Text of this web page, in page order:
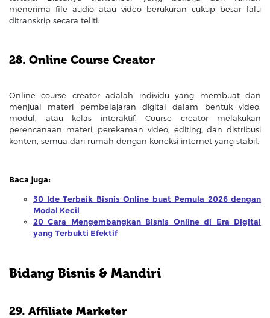
menerima file audio atau video berukuran cukup besar lalu
ditranskrip secara teliti.
28. Online Course Creator
Online course creator adalah individu yang membuat dan
menjual materi pembelajaran digital dalam bentuk video,
modul, atau kelas interaktif. Course creator melakukan
perencanaan materi, perekaman video, editing, dan distribusi
konten, semua dari rumah dengan koneksi internet yang stabil.
Baca juga:
30 Ide Terbaik Bisnis Online buat Pemula 2026 dengan
Modal Kecil
20 Cara Mengembangkan Bisnis Online di Era Digital
yang Terbukti Efektif
Bidang Bisnis & Mandiri
29. Affiliate Marketer